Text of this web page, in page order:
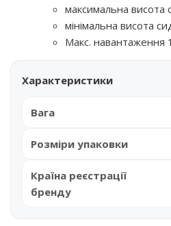
максимальна висота
мінімальна висота
Макс. навантаження
Характеристики
Вага
Розміри упаковки
Країна реєстрації
бренду